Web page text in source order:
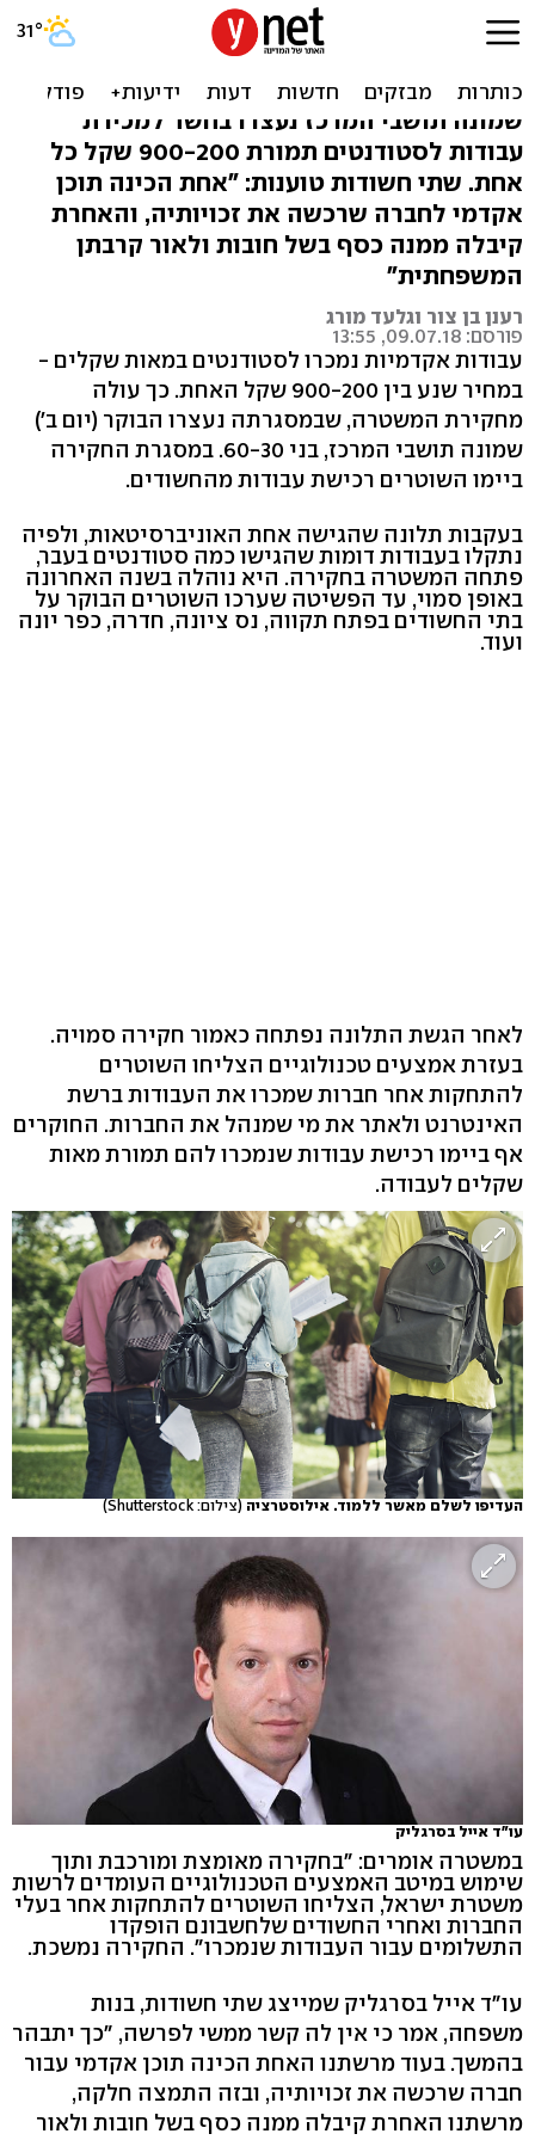
פשיטה על בתי חשודים: מכרו
עבודות אקדמיות לסטודנטים
שמונה תושבי המרכז נעצרו בחשד למכירת
עבודות לסטודנטים תמורת 900-200 שקל כל
אחת. שתי חשודות טוענות: "אחת הכינה תוכן
אקדמי לחברה שרכשה את זכויותיה, והאחרת
קיבלה ממנה כסף בשל חובות ולאור קרבתן
המשפחתית"
רענן בן צור וגלעד מורג
פורסם: 09.07.18, 13:55
עבודות אקדמיות נמכרו לסטודנטים במאות שקלים -
במחיר שנע בין 900-200 שקל האחת. כך עולה
מחקירת המשטרה, שבמסגרתה נעצרו הבוקר (יום ב')
שמונה תושבי המרכז, בני 60-30. במסגרת החקירה
ביימו השוטרים רכישת עבודות מהחשודים.
בעקבות תלונה שהגישה אחת האוניברסיטאות, ולפיה
נתקלו בעבודות דומות שהגישו כמה סטודנטים בעבר,
פתחה המשטרה בחקירה. היא נוהלה בשנה האחרונה
באופן סמוי, עד הפשיטה שערכו השוטרים הבוקר על
בתי החשודים בפתח תקווה, נס ציונה, חדרה, כפר יונה
ועוד.
לאחר הגשת התלונה נפתחה כאמור חקירה סמויה.
בעזרת אמצעים טכנולוגיים הצליחו השוטרים
להתחקות אחר חברות שמכרו את העבודות ברשת
האינטרנט ולאתר את מי שמנהל את החברות. החוקרים
אף ביימו רכישת עבודות שנמכרו להם תמורת מאות
שקלים לעבודה.
העדיפו לשלם מאשר ללמוד. אילוסטרציה (צילום: Shutterstock)
עו"ד אייל בסרגליק
במשטרה אומרים: "בחקירה מאומצת ומורכבת ותוך
שימוש במיטב האמצעים הטכנולוגיים העומדים לרשות
משטרת ישראל, הצליחו השוטרים להתחקות אחר בעלי
החברות ואחרי החשודים שלחשבונם הופקדו
התשלומים עבור העבודות שנמכרו". החקירה נמשכת.
עו"ד אייל בסרגליק שמייצג שתי חשודות, בנות
משפחה, אמר כי אין לה קשר ממשי לפרשה, "כך יתבהר
בהמשך. בעוד מרשתנו האחת הכינה תוכן אקדמי עבור
חברה שרכשה את זכויותיה, ובזה התמצה חלקה,
מרשתנו האחרת קיבלה ממנה כסף בשל חובות ולאור